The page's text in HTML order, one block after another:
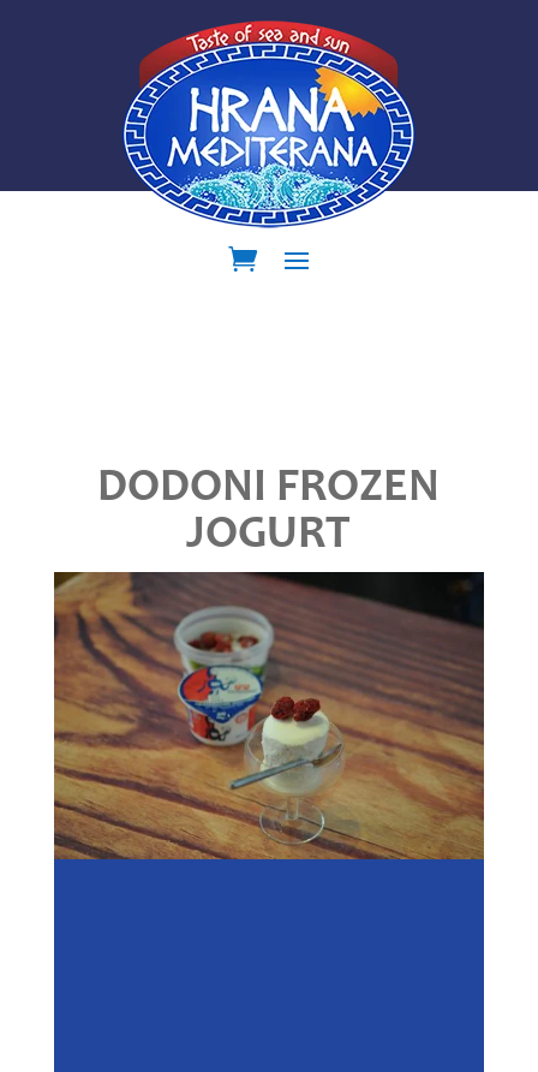
DODONI FROZEN
JOGURT